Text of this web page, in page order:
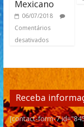
Mexicano
06/07/2018
Comentários
desativados
Receba
[contact-form-7